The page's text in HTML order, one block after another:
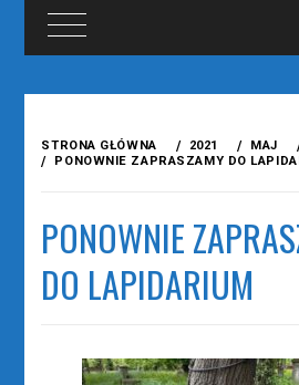
treści
STRONA GŁÓWNA 2021 MAJ
PONOWNIE ZAPRASZAMY DO
PONOWNIE
DO LAPIDARIUM